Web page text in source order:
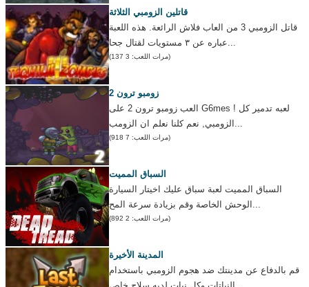
قاتلين الزومبي الثلاثة
قاتل الزومبي 3 من العاب فلاش الرائعة. هذه اللعبة
عباره عن ٣ مستويات لقتال جحا...
(مرات اللعب: 3 137)
زومبو ترون 2
العب زومبو ترون 2 على G6mes ! لعبه تدمير كل
الزومبي, نعم كلنا نعلم ان الزومب...
(مرات اللعب: 7 918)
السباق المميت
السباق المميت لعبة سباق عليك اخيتار السيارة
الوحش الخاصة وقم بزيادة سرعة المح...
(مرات اللعب: 2 892)
المدينة الأخيرة
قم بالدفاع عن مدينتك ضد هجوم الزومبي باستخدام